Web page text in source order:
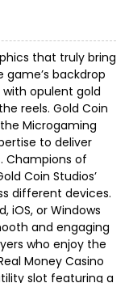
that truly bring
backdrop
opulent gold
reels. Gold Coin
Microgaming
to deliver
Champions of
Coin Studios’
different devices.
iOS, or Windows
and engaging
who enjoy the
Money Casino
slot featuring a